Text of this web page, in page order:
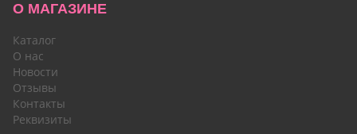
О МАГАЗИНЕ
Каталог
О нас
Новости
Отзывы
Контакты
Реквизиты